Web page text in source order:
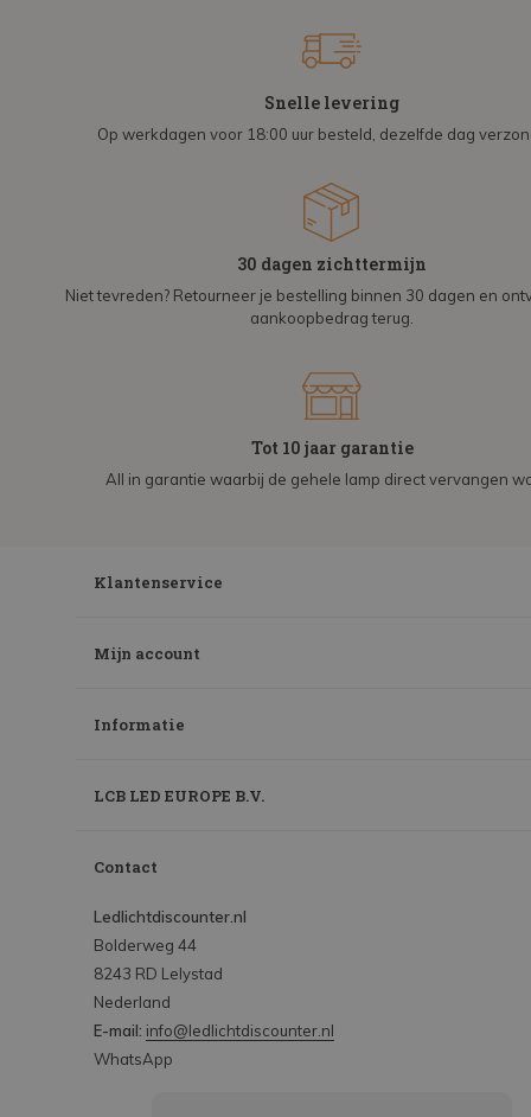
Snelle levering
Op werkdagen voor 18:00 uur besteld, dezelfde dag
30 dagen zichttermijn
Niet tevreden? Retourneer je bestelling binnen 30 dagen en
aankoopbedrag terug.
Tot 10 jaar garantie
All in garantie waarbij de gehele lamp direct vervangen
Klantenservice
Mijn account
Informatie
LCB LED EUROPE B.V.
Contact
Ledlichtdiscounter.nl
Bolderweg 44
8243 RD Lelystad
Nederland
E-mail: info@ledlichtdiscounter.nl
WhatsApp